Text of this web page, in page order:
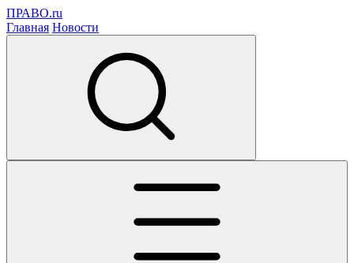
ПРАВО.ru
Главная Новости